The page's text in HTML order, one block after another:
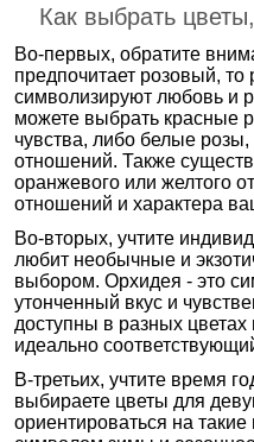
Как выбрать
Во-первых, обратите
предпочитает розовый,
символизируют любовь и
можете выбрать красные
чувства, либо белые
отношений. Также
оранжевого или желтого
отношений и характера
Во-вторых, учтите
любит необычные и
выбором. Орхидея - это
утонченный вкус и
доступны в разных цветах
идеально
В-третьих, учтите время
выбираете цветы для
ориентироваться на